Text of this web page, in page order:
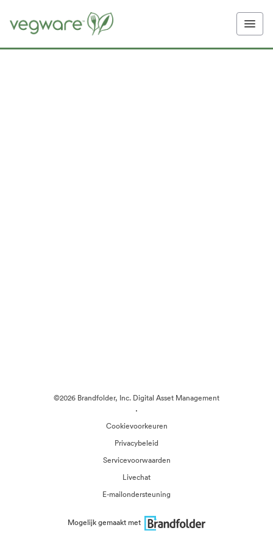
©2026 Brandfolder, Inc. Digital Asset Management
·
Cookievoorkeuren
Privacybeleid
Servicevoorwaarden
Livechat
E-mailondersteuning
Mogelijk gemaakt met